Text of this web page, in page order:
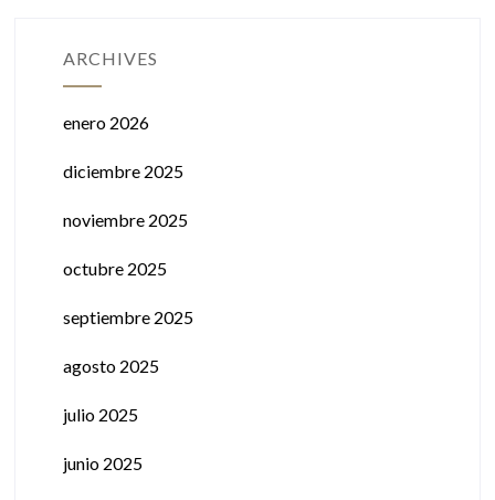
ARCHIVES
enero 2026
diciembre 2025
noviembre 2025
octubre 2025
septiembre 2025
agosto 2025
julio 2025
junio 2025